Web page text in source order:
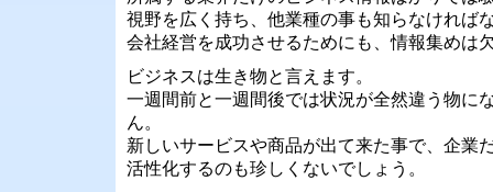
視野を広く持ち、他業種の事も知らなければ
会社経営を成功させるためにも、情報集めは
ビジネスは生き物と言えます。
一週間前と一週間後では状況が全然違う物に
ん。
新しいサービスや商品が出て来た事で、企業
活性化するのも珍しくないでしょう。